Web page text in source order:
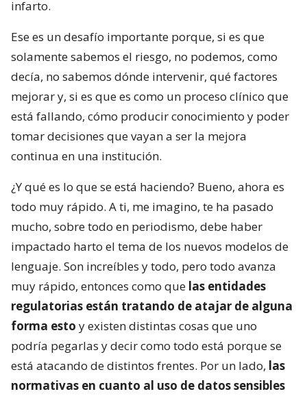
infarto.
Ese es un desafío importante porque, si es que
solamente sabemos el riesgo, no podemos, como
decía, no sabemos dónde intervenir, qué factores
mejorar y, si es que es como un proceso clínico que
está fallando, cómo producir conocimiento y poder
tomar decisiones que vayan a ser la mejora
continua en una institución.
¿Y qué es lo que se está haciendo? Bueno, ahora es
todo muy rápido. A ti, me imagino, te ha pasado
mucho, sobre todo en periodismo, debe haber
impactado harto el tema de los nuevos modelos de
lenguaje. Son increíbles y todo, pero todo avanza
muy rápido, entonces como que las entidades
regulatorias están tratando de atajar de alguna
forma esto y existen distintas cosas que uno
podría pegarlas y decir como todo está porque se
está atacando de distintos frentes. Por un lado, las
normativas en cuanto al uso de datos sensibles